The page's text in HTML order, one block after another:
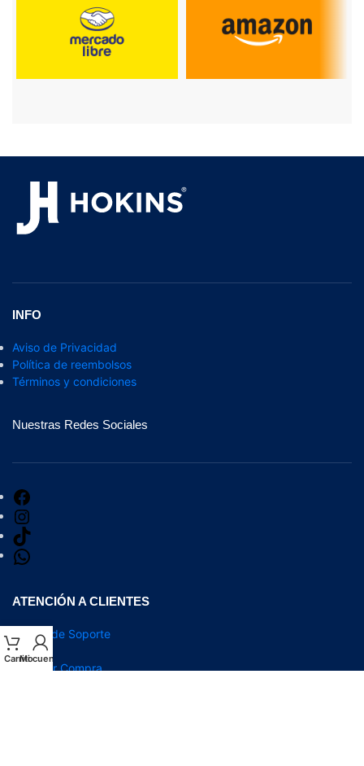
INFO
Aviso de Privacidad
Política de reembolsos
Términos y condiciones
Nuestras Redes Sociales
ATENCIÓN A CLIENTES
Centro de Soporte
Envios
Facturar Compra
CarritoMi cuenta